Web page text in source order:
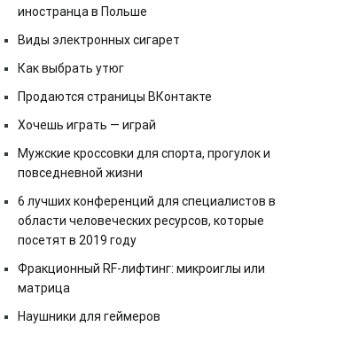
иностранца в Польше
Виды электронных сигарет
Как выбрать утюг
Продаются страницы ВКонтакте
Хочешь играть — играй
Мужские кроссовки для спорта, прогулок и
повседневной жизни
6 лучших конференций для специалистов в
области человеческих ресурсов, которые
посетят в 2019 году
Фракционный RF-лифтинг: микроиглы или
матрица
Наушники для геймеров